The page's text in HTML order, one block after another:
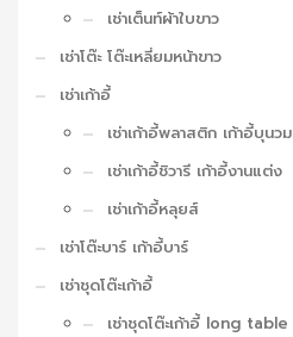
เช่าเต็นท์ผ้าใบขาว
เช่าโต๊ะ โต๊ะเหลี่ยมหน้าขาว
เช่าเก้าอี้
เช่าเก้าอี้พลาสติก เก้าอี้บุนวม
เช่าเก้าอี้ชิวารี เก้าอี้งานแต่ง
เช่าเก้าอี้หลุยส์
เช่าโต๊ะบาร์ เก้าอี้บาร์
เช่าชุดโต๊ะเก้าอี้
เช่าชุดโต๊ะเก้าอี้ long table